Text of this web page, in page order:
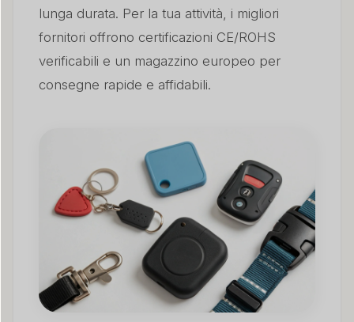
lunga durata. Per la tua attività, i migliori
fornitori offrono certificazioni CE/ROHS
verificabili e un magazzino europeo per
consegne rapide e affidabili.